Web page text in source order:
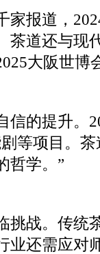
家报道，
茶道还与现
大阪世博
信的提升。
等项目。
哲学。”
挑战。传统
业还需应对